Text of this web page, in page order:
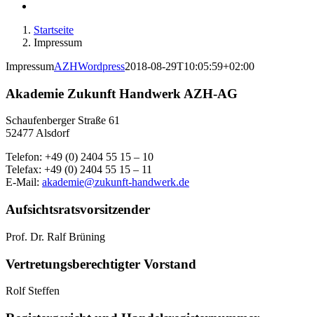
Startseite
Impressum
ImpressumAZHWordpress2018-08-29T10:05:59+02:00
Akademie Zukunft Handwerk AZH-AG
Schaufenberger Straße 61
52477 Alsdorf
Telefon: +49 (0) 2404 55 15 – 10
Telefax: +49 (0) 2404 55 15 – 11
E-Mail: akademie@zukunft-handwerk.de
Aufsichtsratsvorsitzender
Prof. Dr. Ralf Brüning
Vertretungsberechtigter Vorstand
Rolf Steffen